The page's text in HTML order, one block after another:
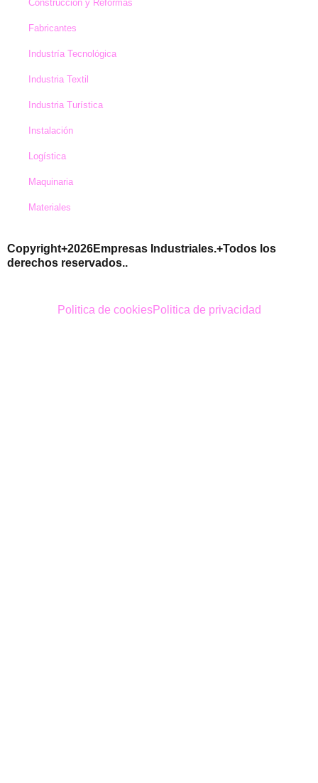
Construcción y Reformas
Fabricantes
Industría Tecnológica
Industria Textil
Industria Turística
Instalación
Logística
Maquinaria
Materiales
Copyright+2026Empresas Industriales.+Todos los
derechos reservados..
Politica de cookiesPolitica de privacidad